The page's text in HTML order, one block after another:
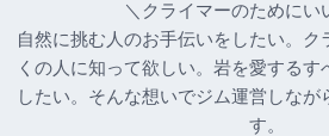
＼クライマーのためにい
自然に挑む人のお手伝いをしたい。ク
くの人に知って欲しい。岩を愛する
したい。そんな想いでジム運営しなが
す。